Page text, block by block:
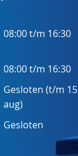
08:00 t/m 16:30
08:00 t/m 16:30
Gesloten (t/m 15
aug)
Gesloten